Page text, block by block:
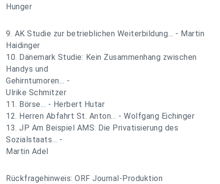
Hunger
9. AK Studie zur betrieblichen Weiterbildung... - Martin
Haidinger
10. Dänemark Studie: Kein Zusammenhang zwischen
Handys und
Gehirntumoren... -
Ulrike Schmitzer
11. Börse... - Herbert Hutar
12. Herren Abfahrt St. Anton... - Wolfgang Eichinger
13. JP Am Beispiel AMS: Die Privatisierung des
Sozialstaats... -
Martin Adel
Rückfragehinweis: ORF Journal-Produktion